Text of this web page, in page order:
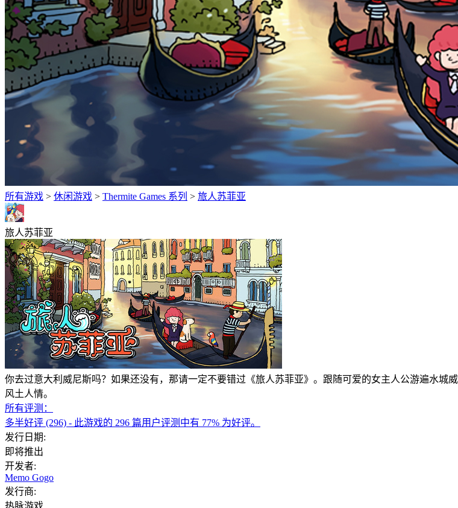
所有游戏 > 休闲‎游戏 > Thermite Games 系列 > 旅人苏菲亚
旅人苏菲亚
你去过意大利威尼斯吗？如果还没有，那请一定不要错过《旅人苏菲亚》。跟随可爱的女主人公游遍水
风土人情。
所有评测：
多半好评 (296) - 此游戏的 296 篇用户评测中有 77% 为好评。
发行日期:
即将推出
开发者:
Memo Gogo
发行商:
热脉游戏